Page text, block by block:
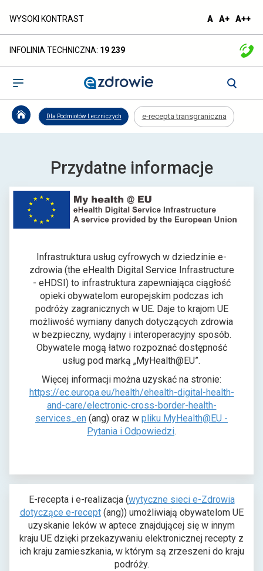
e-
recepta
transgraniczna
ezdrowie.gov.pl
WYSOKI KONTRAST A domyślna
A+większa
A++
INFOLINIA TECHNICZNA: 19 239
Otwórz
Dla Podmiotów Leczniczych e-recepta transgraniczna
Przydatne informacje
Infrastruktura usług cyfrowych w dziedzinie e-
zdrowia (the eHealth Digital Service Infrastructure
- eHDSI) to infrastruktura zapewniająca ciągłość
opieki obywatelom europejskim podczas ich
podróży zagranicznych w UE. Daje to krajom UE
możliwość wymiany danych dotyczących zdrowia
w bezpieczny, wydajny i interoperacyjny sposób.
Obywatele mogą łatwo rozpoznać dostępność
usług pod marką „MyHealth@EU”.
Więcej informacji można uzyskać na stronie:
https://ec.europa.eu/health/ehealth-digital-health-
and-care/electronic-cross-border-health-
services_eno
t
r
a
s
i
ę
w
(ang) oraz w pliku MyHealth@EU -
Pytania i Odpowiedzi.
E-recepta i e-realizacja (wytyczne sieci e-Zdrowia
dotyczące e-recept(ang)) umożliwiają obywatelom UE
uzyskanie leków w aptece znajdującej się w innym
kraju UE dzięki przekazywaniu elektronicznej recepty z
ich kraju zamieszkania, w którym są zrzeszeni do kraju
podróży.